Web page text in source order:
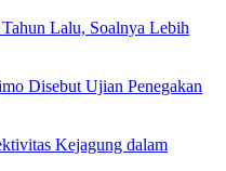
Lalu, Soalnya Lebih
Disebut Ujian Penegakan
Kejagung dalam